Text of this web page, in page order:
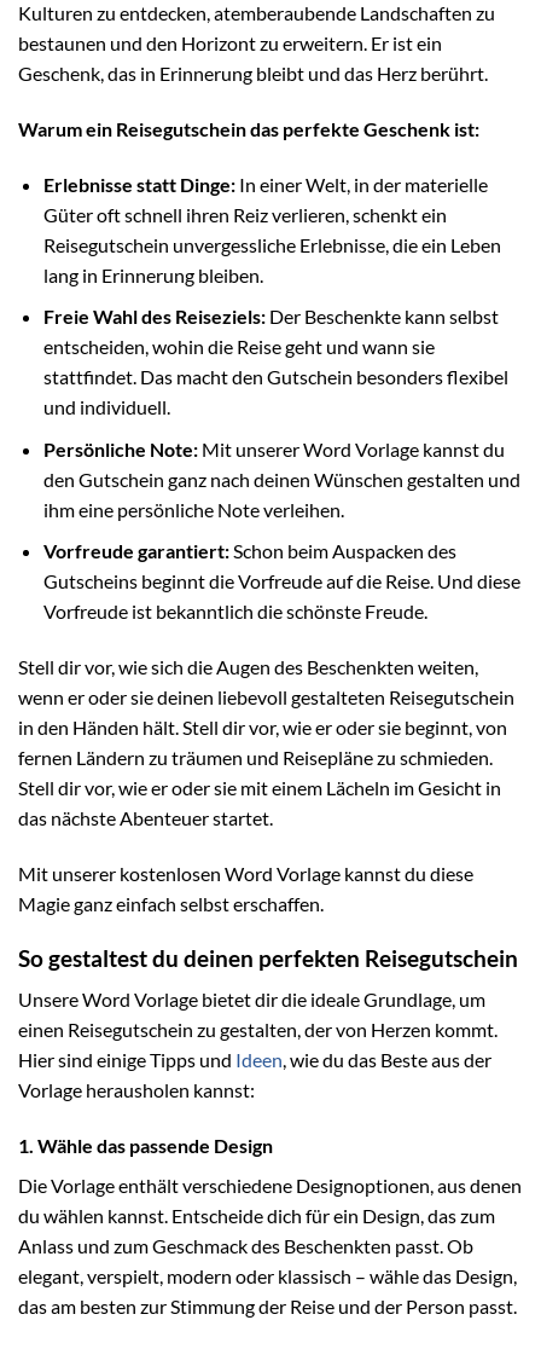
Kulturen zu entdecken, atemberaubende Landschaften zu
bestaunen und den Horizont zu erweitern. Er ist ein
Geschenk, das in Erinnerung bleibt und das Herz berührt.
Warum ein Reisegutschein das perfekte Geschenk ist:
Erlebnisse statt Dinge:In einer Welt, in der materielle
Güter oft schnell ihren Reiz verlieren, schenkt ein
Reisegutschein unvergessliche Erlebnisse, die ein Leben
lang in Erinnerung bleiben.
Freie Wahl des Reiseziels:Der Beschenkte kann selbst
entscheiden, wohin die Reise geht und wann sie
stattfindet. Das macht den Gutschein besonders flexibel
und individuell.
Persönliche Note:Mit unserer Word Vorlage kannst du
den Gutschein ganz nach deinen Wünschen gestalten und
ihm eine persönliche Note verleihen.
Vorfreude garantiert:Schon beim Auspacken des
Gutscheins beginnt die Vorfreude auf die Reise. Und diese
Vorfreude ist bekanntlich die schönste Freude.
Stell dir vor, wie sich die Augen des Beschenkten weiten,
wenn er oder sie deinen liebevoll gestalteten Reisegutschein
in den Händen hält. Stell dir vor, wie er oder sie beginnt, von
fernen Ländern zu träumen und Reisepläne zu schmieden.
Stell dir vor, wie er oder sie mit einem Lächeln im Gesicht in
das nächste Abenteuer startet.
Mit unserer kostenlosen Word Vorlage kannst du diese
Magie ganz einfach selbst erschaffen.
So gestaltest du deinen perfekten Reisegutschein
Unsere Word Vorlage bietet dir die ideale Grundlage, um
einen Reisegutschein zu gestalten, der von Herzen kommt.
Hier sind einige Tipps und Ideen, wie du das Beste aus der
Vorlage herausholen kannst:
1. Wähle das passende Design
Die Vorlage enthält verschiedene Designoptionen, aus denen
du wählen kannst. Entscheide dich für ein Design, das zum
Anlass und zum Geschmack des Beschenkten passt. Ob
elegant, verspielt, modern oder klassisch – wähle das Design,
das am besten zur Stimmung der Reise und der Person passt.